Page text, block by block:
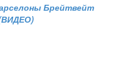
Брейтвейт